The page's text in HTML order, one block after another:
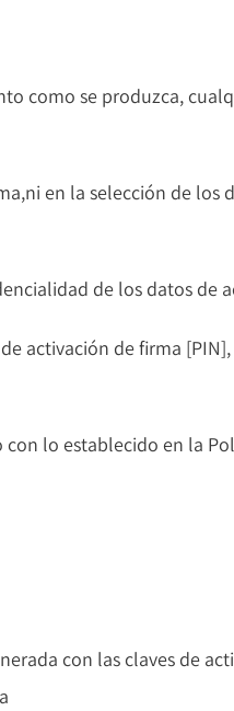
como se produzca,
en la selección de los
de los datos de
activación de firma
lo establecido en la
con las claves de